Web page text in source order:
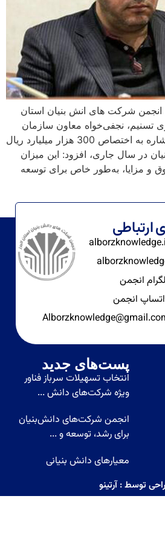
های انش بنیان استان
نجفی‌خواه معاون سازمان
برنامه و بودجه کشور با اشاره به اختصاص 300 هزار میلیارد ریال
جاری، افزود: این میزان
به‌طور خاص برای توسعه
پست‌های جدید
انتخاب تسهیلات سرباز فناور
ویژه شرکت‌های دانش ...
انجمن شرکت‌های دانش‌بنیان
برای رشد، توسعه و ...
معیارهای دانش بنیانی
: آرتینو